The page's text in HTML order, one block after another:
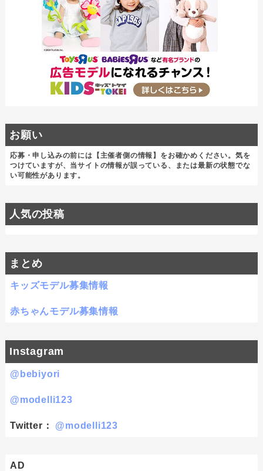
お願い
応募・申し込みの前には【主催者側の情報】をお確かめください。気を
つけていますが、当サイトの情報が誤っている、または最新の状態でな
い可能性があります。
人気の投稿
まとめ
キッズモデル募集情報
赤ちゃんモデル募集情報
Instagram
@bebiyori
@modelli123
Twitter： @modelli123
AD